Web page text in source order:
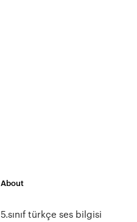
About
5.sınıf türkçe ses bilgisi